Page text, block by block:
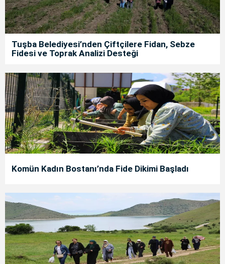
Tuşba Belediyesi’nden Çiftçilere Fidan, Sebze
Fidesi ve Toprak Analizi Desteği
Komün Kadın Bostanı’nda Fide Dikimi Başladı